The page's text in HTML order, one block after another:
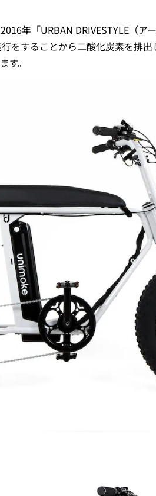
年「URBAN DRIVESTYLE（ア
をすることから二酸化炭素を排
す。